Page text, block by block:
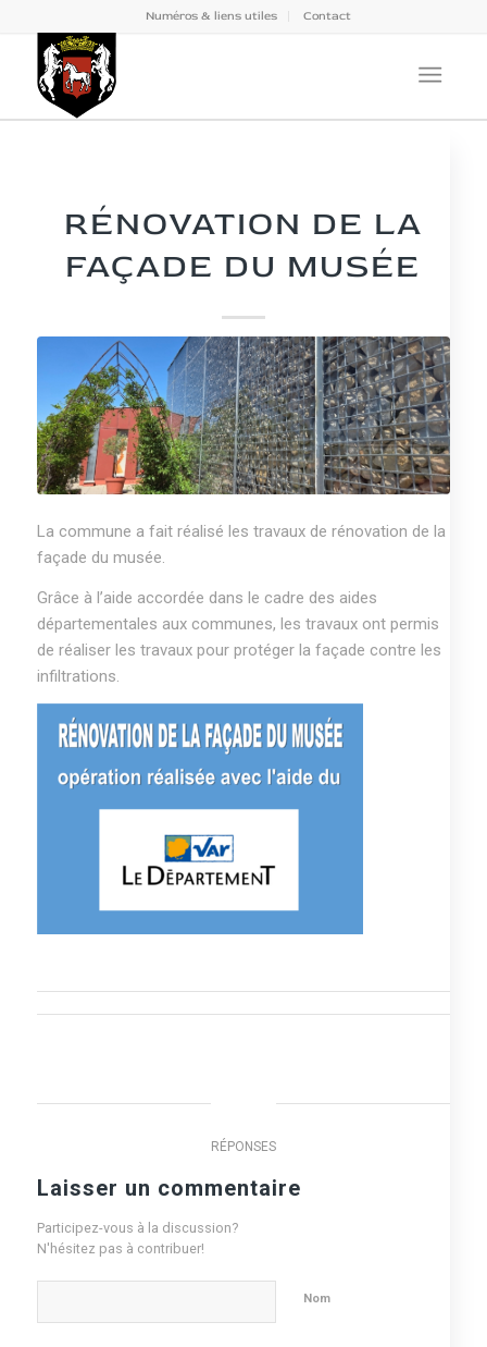
Numéros & liens utiles Contact
RÉNOVATION DE LA
FAÇADE DU MUSÉE
La commune a fait réalisé les travaux de rénovation de la
façade du musée.
Grâce à l’aide accordée dans le cadre des aides
départementales aux communes, les travaux ont permis
de réaliser les travaux pour protéger la façade contre les
infiltrations.
RÉPONSES
Laisser un commentaire
Participez-vous à la discussion?
N'hésitez pas à contribuer!
Nom